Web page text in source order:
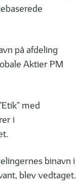
på afdeling
Aktier PM
med
i
binavn i
blev vedtaget.